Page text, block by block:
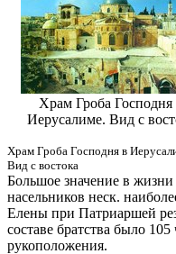
Храм Гроба Господня
Иерусалиме. Вид с
Храм Гроба Господня в
Вид с востока
Большое значение в
насельников неск.
Елены при Патриаршей
составе братства было
рукоположения.